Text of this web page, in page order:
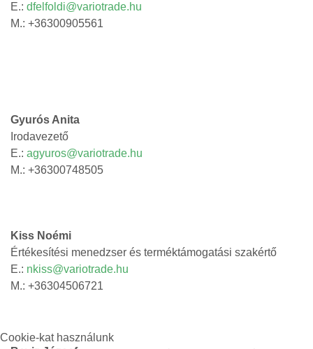
E.: dfelfoldi@variotrade.hu
M.: +36300905561
Gyurós Anita
Irodavezető
E.: agyuros@variotrade.hu
M.: +36300748505
Kiss Noémi
Értékesítési menedzser és terméktámogatási szakértő
E.: nkiss@variotrade.hu
M.: +36304506721
Cookie-kat használunk